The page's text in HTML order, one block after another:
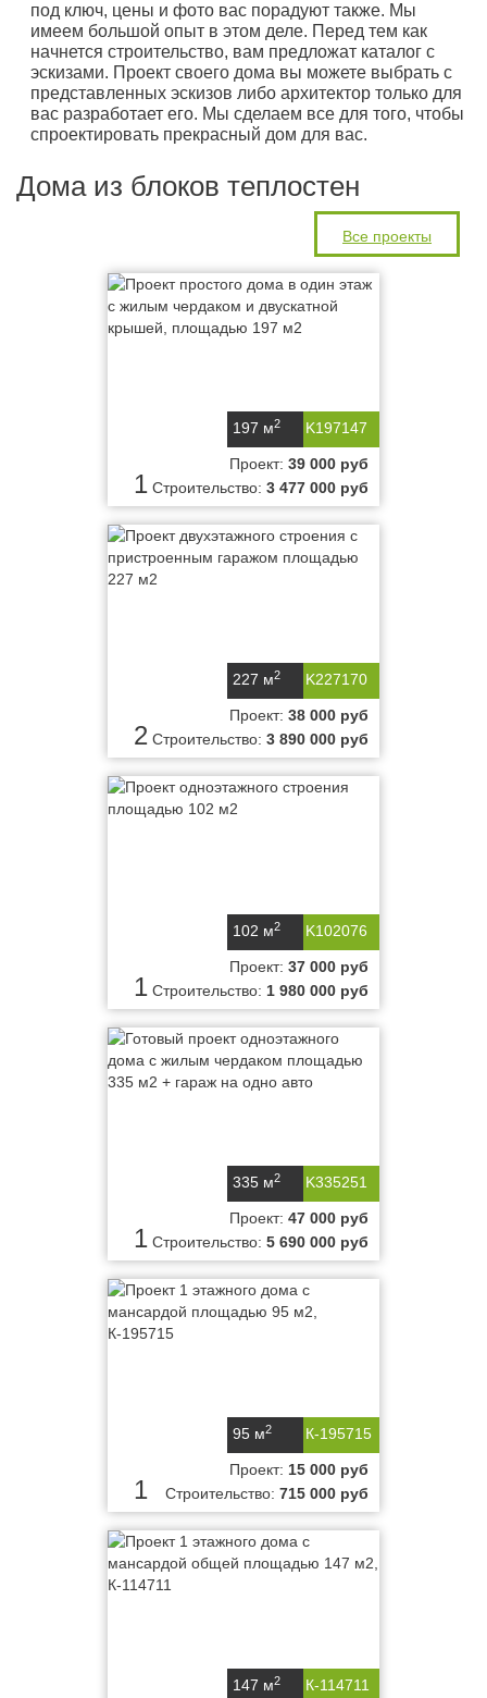
под ключ, цены и фото вас порадуют также. Мы
имеем большой опыт в этом деле. Перед тем как
начнется строительство, вам предложат каталог с
эскизами. Проект своего дома вы можете выбрать с
представленных эскизов либо архитектор только для
вас разработает его. Мы сделаем все для того, чтобы
спроектировать прекрасный дом для вас.
Дома из блоков теплостен
Все проекты
K197147
197 м2
1
Проект: 39 000 руб
Строительство: 3 477 000 руб
K227170
227 м2
2
Проект: 38 000 руб
Строительство: 3 890 000 руб
K102076
102 м2
1
Проект: 37 000 руб
Строительство: 1 980 000 руб
K335251
335 м2
1
Проект: 47 000 руб
Строительство: 5 690 000 руб
К-195715
95 м2
1
Проект: 15 000 руб
Строительство: 715 000 руб
К-114711
147 м2